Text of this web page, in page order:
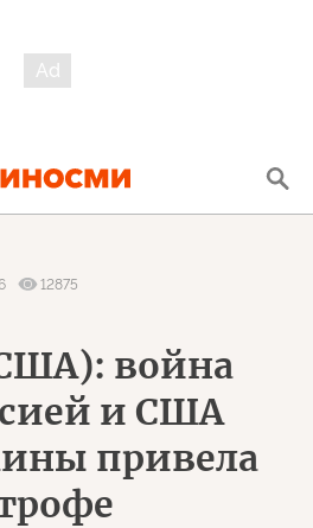
12875
война
и США
привела